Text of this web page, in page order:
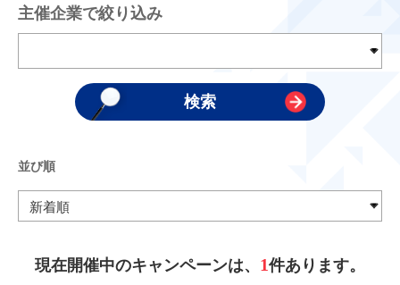
主催企業で絞り込み
並び順
現在開催中のキャンペーンは、 1件あります。